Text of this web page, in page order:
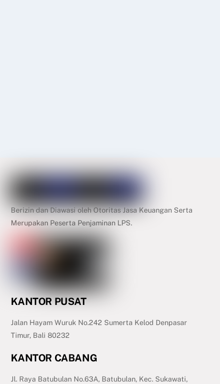
Berizin dan Diawasi oleh Otoritas Jasa Keuangan Serta
Merupakan Peserta Penjaminan LPS.
KANTOR PUSAT
Jalan Hayam Wuruk No.242 Sumerta Kelod Denpasar
Timur, Bali 80232
KANTOR CABANG
Jl. Raya Batubulan No.63A, Batubulan, Kec. Sukawati,